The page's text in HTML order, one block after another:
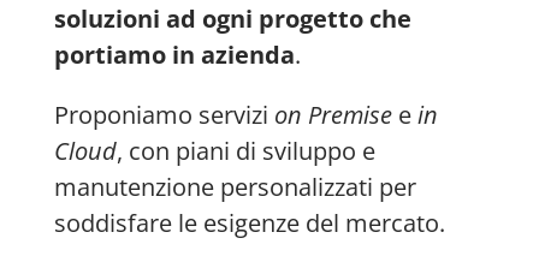
soluzioni ad ogni progetto che
portiamo in azienda.
Proponiamo servizi on Premiseein
Cloud, con piani di sviluppo e
manutenzione personalizzati per
soddisfare le esigenze del mercato.